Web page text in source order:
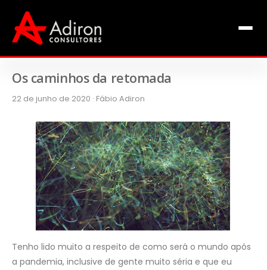
Equipe
Livros de Fábio Adiron
Blog
Contato
Os caminhos da retomada
22 de junho de 2020 · Fábio Adiron
Tenho lido muito a respeito de como será o mundo após
a pandemia, inclusive de gente muito séria e que eu